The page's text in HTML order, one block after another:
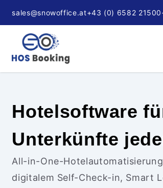
sales@snowoffice.at+43 (0) 6582
Hotelsoftware
Unterkünfte
All-in-One-
digitalem Self-Check-in, Smart